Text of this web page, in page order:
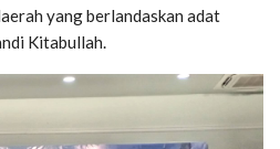
yang berlandaskan adat
Kitabullah.